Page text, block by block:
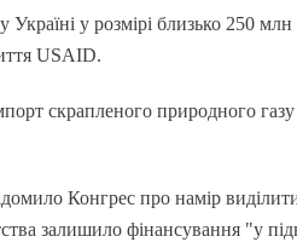
у розмірі близько 250
USAID.
скрапленого природного газу
Конгрес про намір
залишило фінансування "у